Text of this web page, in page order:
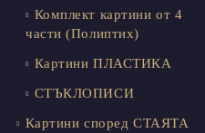
Комплект картини от 4
части (Полиптих)
Картини ПЛАСТИКА
СТЪКЛОПИСИ
Картини според СТАЯТА